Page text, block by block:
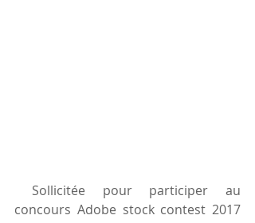
concours Adobe stock contest 2017